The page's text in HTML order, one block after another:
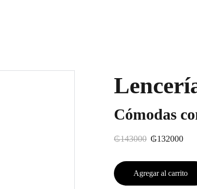
Cómodas
₲143000 ₲132000
Agregar al carrito